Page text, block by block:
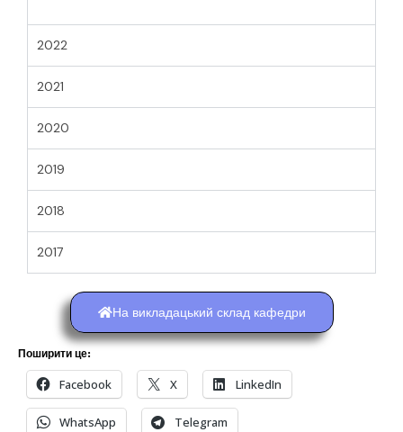
2022
2021
2020
2019
2018
2017
На викладацький склад кафедри
Поширити це:
Facebook X LinkedIn
WhatsApp Telegram